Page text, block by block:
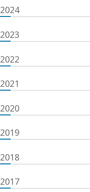
2024
2023
2022
2021
2020
2019
2018
2017